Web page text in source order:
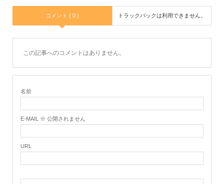
コメント ( 0 ) トラックバックは利用できません。
この記事へのコメントはありません。
名前
E-MAIL ※ 公開されません
URL